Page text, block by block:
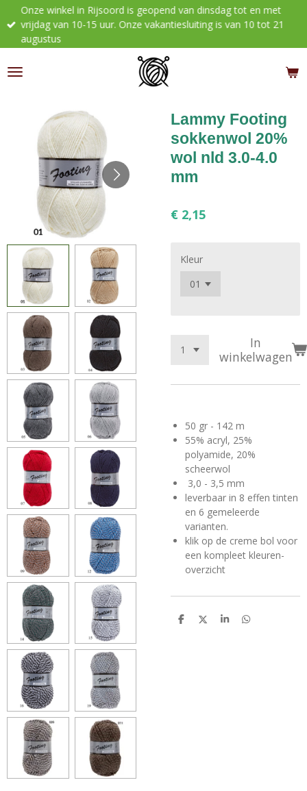
direct
naar
hoofdinhoud
Onze winkel in Rijsoord is geopend van dinsdag tot en met
vrijdag van 10-15 uur. Onze vakantiesluiting is van 10 tot 21
augustus
Lammy Footing
sokkenwol 20%
wol nld 3.0-4.0
mm
€ 2,15
Kleur
In
winkelwagen
50 gr - 142 m
55% acryl, 25%
polyamide, 20%
scheerwol
3,0 - 3,5 mm
leverbaar in 8 effen tinten
en 6 gemeleerde
varianten.
klik op de creme bol voor
een kompleet kleuren-
overzicht
D
D
S
D